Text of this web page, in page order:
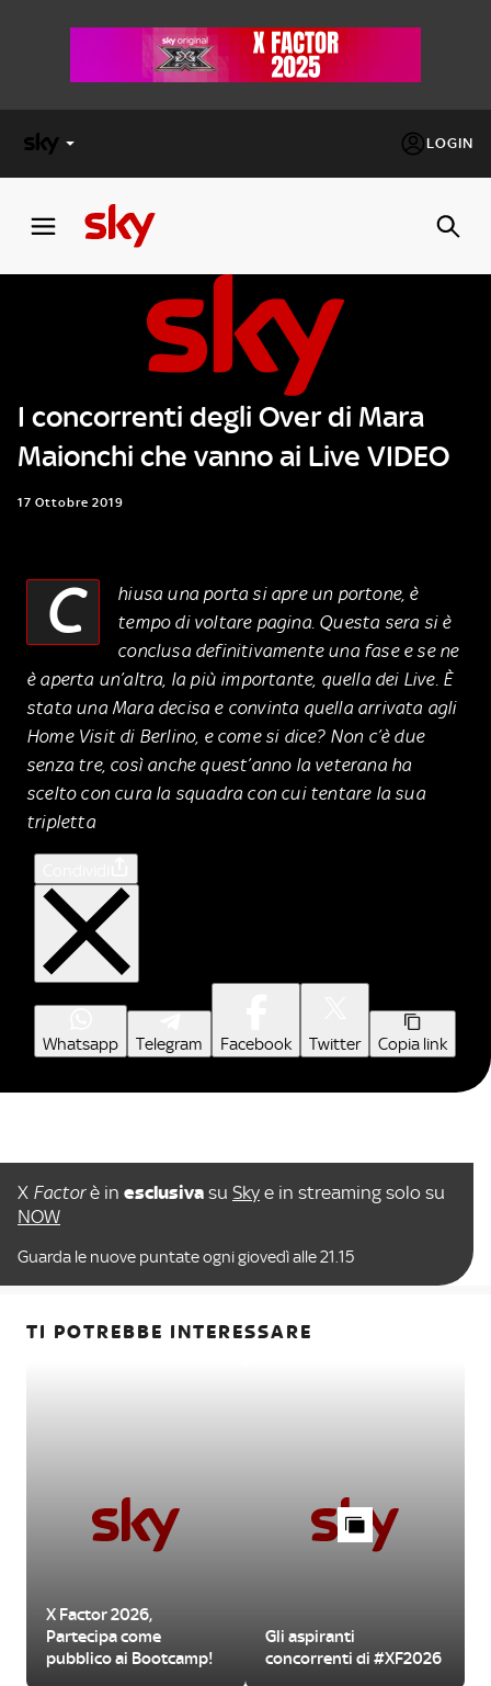
LOGIN
FACTOR
Cos’altro vedere:
PROGRAMMI SKY
Un mondo di offerte:
SKY.IT
I concorrenti degli Over di Mara
Maionchi che vanno ai Live VIDEO
17 Ottobre 2019
C
hiusa una porta si apre un portone, è
tempo di voltare pagina. Questa sera si è
conclusa definitivamente una fase e se ne
è aperta un’altra, la più importante, quella dei Live. È
stata una Mara decisa e convinta quella arrivata agli
Home Visit di Berlino, e come si dice? Non c’è due
senza tre, così anche quest’anno la veterana ha
scelto con cura la squadra con cui tentare la sua
tripletta
Whatsapp Telegram Facebook Twitter Copia link
X Factorè in esclusiva su Sky e in streaming solo su
NOW
Guarda le nuove puntate ogni giovedì alle 21.15
TI POTREBBE INTERESSARE
X Factor 2026,
Partecipa come
pubblico ai Bootcamp!
Gli aspiranti
concorrenti di #XF2026